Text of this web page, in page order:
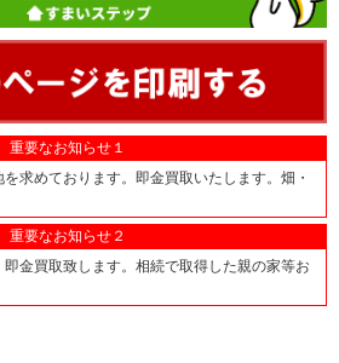
重要なお知らせ１
求めております。即金買取いたします。畑・
重要なお知らせ２
金買取致します。相続で取得した親の家等お